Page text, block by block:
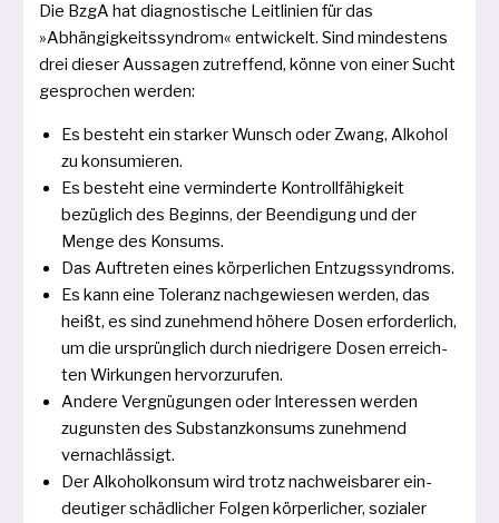
Die BzgA hat dia­gnos­ti­sche Leitlinien für das
»Abhängigkeitssyndrom« ent­wi­ckelt. Sind min­des­tens
drei die­ser Aussagen zutref­fend, kön­ne von einer Sucht
gespro­chen werden:
Es besteht ein star­ker Wunsch oder Zwang, Alkohol
zu konsumieren.
Es besteht eine ver­min­der­te Kon­trollfähigkeit
bezüg­lich des Beginns, der Beendigung und der
Menge des Konsums.
Das Auftreten eines kör­per­li­chen Entzugssyndroms.
Es kann eine Toleranz nach­ge­wie­sen wer­den, das
heißt, es sind zuneh­mend höhe­re Dosen erfor­der­lich,
um die ursprüng­lich durch nied­ri­ge­re Dosen erreich­
ten Wirkungen hervorzurufen.
Andere Vergnügungen oder Interessen wer­den
zuguns­ten des Substanzkonsums zuneh­mend
vernachlässigt.
Der Alkoholkonsum wird trotz nach­weis­ba­rer ein­
deu­ti­ger schäd­li­cher Folgen kör­per­li­cher, sozia­ler